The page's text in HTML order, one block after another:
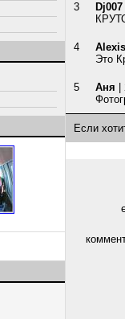
3 Dj007
4 Alexis
Это
5 Аня
Если